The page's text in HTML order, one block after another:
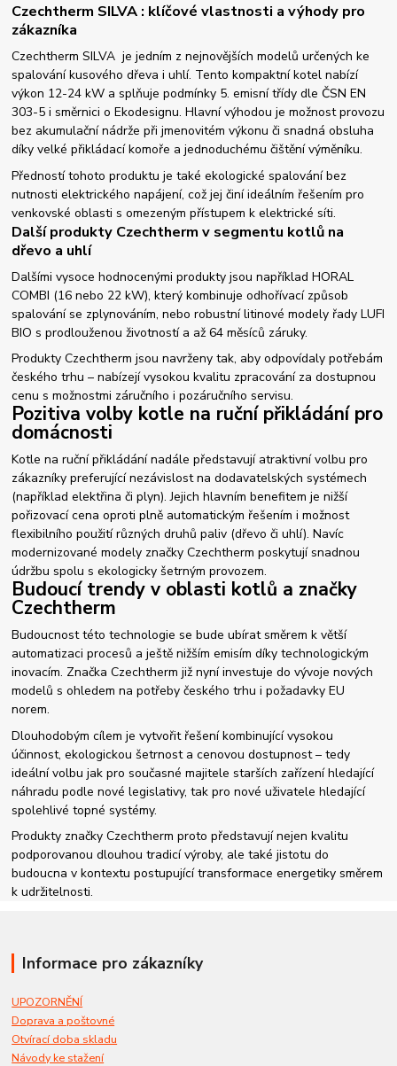
Czechtherm SILVA : klíčové vlastnosti a výhody pro
zákazníka
Czechtherm SILVA je jedním z nejnovějších modelů určených ke
spalování kusového dřeva i uhlí. Tento kompaktní kotel nabízí
výkon 12-24 kW a splňuje podmínky 5. emisní třídy dle ČSN EN
303-5 i směrnici o Ekodesignu. Hlavní výhodou je možnost provozu
bez akumulační nádrže při jmenovitém výkonu či snadná obsluha
díky velké přikládací komoře a jednoduchému čištění výměníku.
Předností tohoto produktu je také ekologické spalování bez
nutnosti elektrického napájení, což jej činí ideálním řešením pro
venkovské oblasti s omezeným přístupem k elektrické síti.
Další produkty Czechtherm v segmentu kotlů na
dřevo a uhlí
Dalšími vysoce hodnocenými produkty jsou například HORAL
COMBI (16 nebo 22 kW), který kombinuje odhořívací způsob
spalování se zplynováním, nebo robustní litinové modely řady LUFI
BIO s prodlouženou životností a až 64 měsíců záruky.
Produkty Czechtherm jsou navrženy tak, aby odpovídaly potřebám
českého trhu – nabízejí vysokou kvalitu zpracování za dostupnou
cenu s možnostmi záručního i pozáručního servisu.
Pozitiva volby kotle na ruční přikládání pro
domácnosti
Kotle na ruční přikládání nadále představují atraktivní volbu pro
zákazníky preferující nezávislost na dodavatelských systémech
(například elektřina či plyn). Jejich hlavním benefitem je nižší
pořizovací cena oproti plně automatickým řešením i možnost
flexibilního použití různých druhů paliv (dřevo či uhlí). Navíc
modernizované modely značky Czechtherm poskytují snadnou
údržbu spolu s ekologicky šetrným provozem.
Budoucí trendy v oblasti kotlů a značky
Czechtherm
Budoucnost této technologie se bude ubírat směrem k větší
automatizaci procesů a ještě nižším emisím díky technologickým
inovacím. Značka Czechtherm již nyní investuje do vývoje nových
modelů s ohledem na potřeby českého trhu i požadavky EU
norem.
Dlouhodobým cílem je vytvořit řešení kombinující vysokou
účinnost, ekologickou šetrnost a cenovou dostupnost – tedy
ideální volbu jak pro současné majitele starších zařízení hledající
náhradu podle nové legislativy, tak pro nové uživatele hledající
spolehlivé topné systémy.
Produkty značky Czechtherm proto představují nejen kvalitu
podporovanou dlouhou tradicí výroby, ale také jistotu do
budoucna v kontextu postupující transformace energetiky směrem
k udržitelnosti.
Informace pro zákazníky
UPOZORNĚNÍ
Doprava a poštovné
Otvírací doba skladu
Návody ke stažení